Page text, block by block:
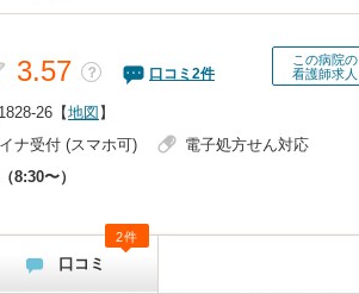
この病院の
看護師求人
3.57 ？ 口コミ 2件
26 【地図 】
ナ受付 (スマホ可)
電子処方せん対応
8:30〜）
口コミ
2件